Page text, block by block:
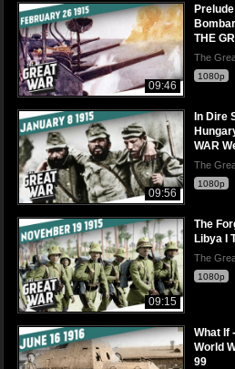
09:46
THE
The
1080p
09:56
In Dire
WAR
The
1080p
09:15
The
Libya I
The
1080p
What If
World
99